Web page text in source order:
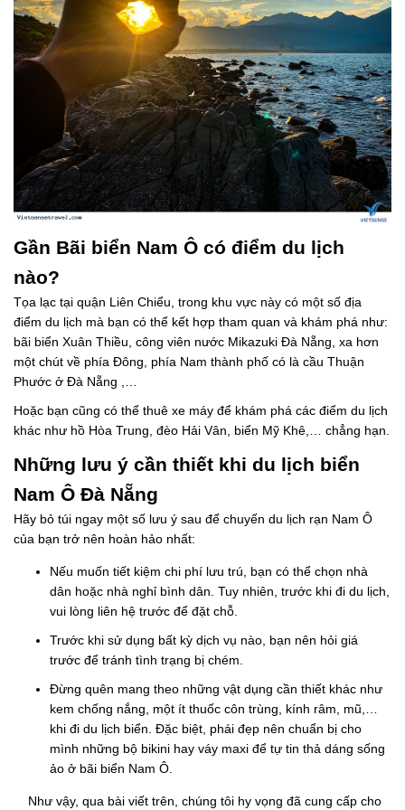
Gần Bãi biển Nam Ô có điểm du lịch
nào?
Tọa lạc tại quận Liên Chiểu, trong khu vực này có một số địa
điểm du lịch mà bạn có thể kết hợp tham quan và khám phá như:
bãi biển Xuân Thiều, công viên nước Mikazuki Đà Nẵng, xa hơn
một chút về phía Đông, phía Nam thành phố có là cầu Thuận
Phước ở Đà Nẵng ,…
Hoặc bạn cũng có thể thuê xe máy để khám phá các điểm du lịch
khác như hồ Hòa Trung, đèo Hải Vân, biển Mỹ Khê,… chẳng hạn.
Những lưu ý cần thiết khi du lịch biển
Nam Ô Đà Nẵng
Hãy bỏ túi ngay một số lưu ý sau để chuyến du lịch rạn Nam Ô
của bạn trở nên hoàn hảo nhất:
Nếu muốn tiết kiệm chi phí lưu trú, bạn có thể chọn nhà
dân hoặc nhà nghỉ bình dân. Tuy nhiên, trước khi đi du lịch,
vui lòng liên hệ trước để đặt chỗ.
Trước khi sử dụng bất kỳ dịch vụ nào, bạn nên hỏi giá
trước để tránh tình trạng bị chém.
Đừng quên mang theo những vật dụng cần thiết khác như
kem chống nắng, một ít thuốc côn trùng, kính râm, mũ,…
khi đi du lịch biển. Đặc biệt, phái đẹp nên chuẩn bị cho
mình những bộ bikini hay váy maxi để tự tin thả dáng sống
ảo ở bãi biển Nam Ô.
Như vậy, qua bài viết trên, chúng tôi hy vọng đã cung cấp cho